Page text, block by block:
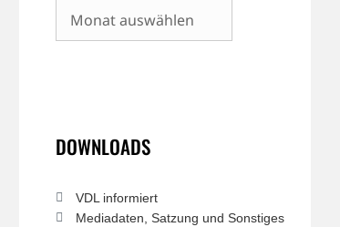
Archiv
DOWNLOADS
VDL informiert
Mediadaten, Satzung und Sonstiges